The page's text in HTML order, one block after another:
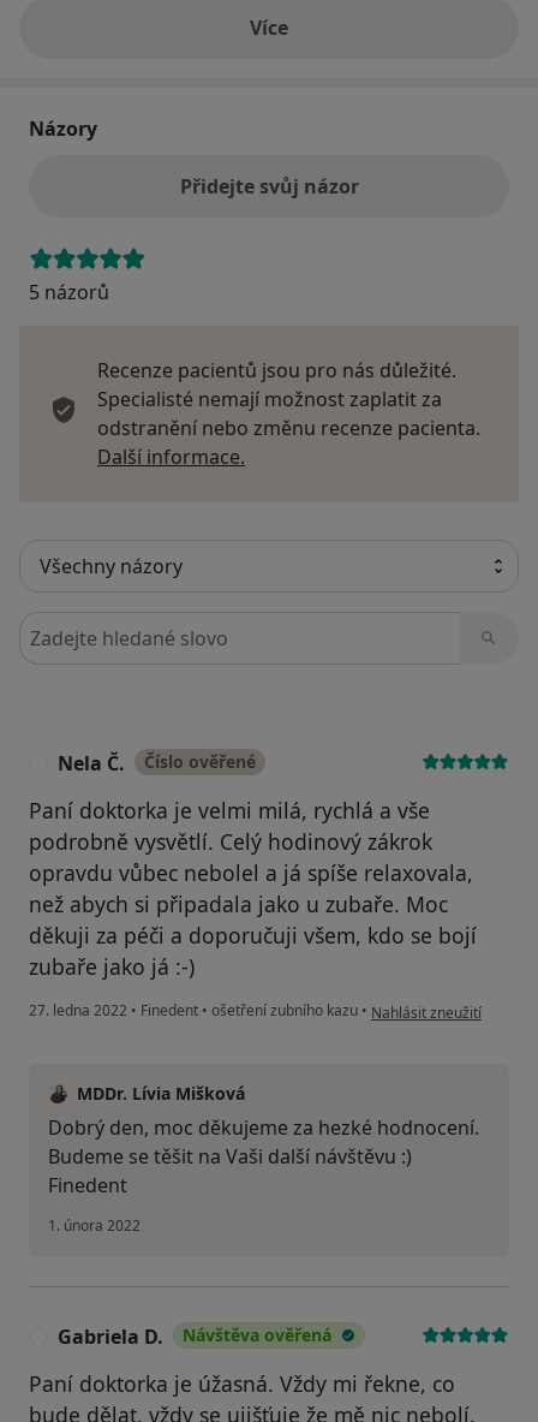
Víceo adrese
Názory
Přidejte svůj názor
5 názorů
Recenze pacientů jsou pro nás důležité.
Specialisté nemají možnost zaplatit za
odstranění nebo změnu recenze pacienta.
Další informace.
Hledejte v názorech
Nela Č. Číslo ověřené
Paní doktorka je velmi milá, rychlá a vše
podrobně vysvětlí. Celý hodinový zákrok
opravdu vůbec nebolel a já spíše relaxovala,
než abych si připadala jako u zubaře. Moc
děkuji za péči a doporučuji všem, kdo se bojí
zubaře jako já :-)
27. ledna 2022 • Finedent • ošetření zubního kazu • podle názoru uživatele
Nahlásit zneužití
MDDr. Lívia Mišková
Dobrý den, moc děkujeme za hezké hodnocení.
Budeme se těšit na Vaši další návštěvu :)
Finedent
1. února 2022
Gabriela D. Návštěva ověřená
Paní doktorka je úžasná. Vždy mi řekne, co
bude dělat, vždy se ujišťuje že mě nic nebolí.